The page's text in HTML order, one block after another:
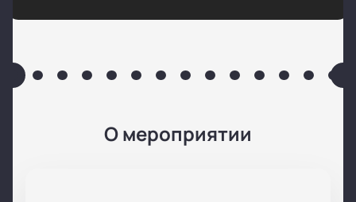
О мероприятии